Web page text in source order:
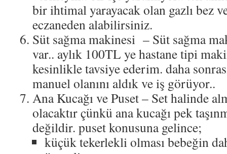
bir ihtimal yarayacak olan gazlı bez
eczaneden alabilirsiniz.
Süt sağma makinesi – Süt sağma
var.. aylık 100TL ye hastane tipi
kesinlikle tavsiye ederim. daha
manuel olanını aldık ve iş görüyor..
Ana Kucağı ve Puset – Set halinde
olacaktır çünkü ana kucağı pek
değildir. puset konusuna gelince;
küçük tekerlekli olması bebeğin